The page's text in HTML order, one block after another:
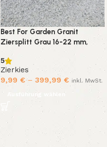
Best For Garden Granit
Ziersplitt Grau 16-22 mm,
Naturstein Kies für Beete,
Wege & Gartenteiche, 10-500
kg
5
Zierkies
9,99€ – 399,99 € inkl. MwSt.
Ausführung wählen